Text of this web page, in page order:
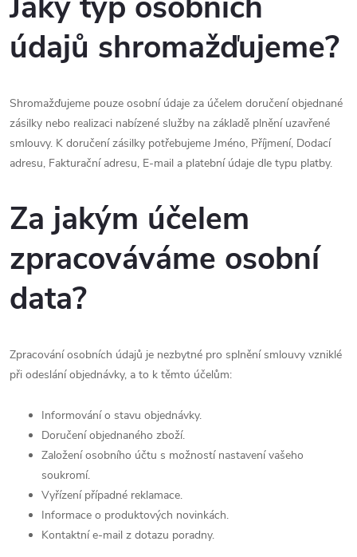
údajů shromažďujeme?
Shromažďujeme pouze osobní údaje za účelem doručení objednané
zásilky nebo realizaci nabízené služby na základě plnění uzavřené
smlouvy. K doručení zásilky potřebujeme Jméno, Příjmení, Dodací
adresu, Fakturační adresu, E-mail a platební údaje dle typu platby.
Za jakým účelem
zpracováváme osobní
data?
Zpracování osobních údajů je nezbytné pro splnění smlouvy vzniklé
při odeslání objednávky, a to k těmto účelům:
Informování o stavu objednávky.
Doručení objednaného zboží.
Založení osobního účtu s možností nastavení vašeho
soukromí.
Vyřízení případné reklamace.
Informace o produktových novinkách.
Kontaktní e-mail z dotazu poradny.